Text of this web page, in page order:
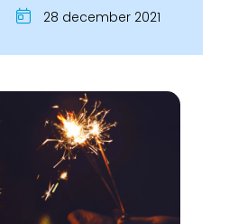
28 december 2021